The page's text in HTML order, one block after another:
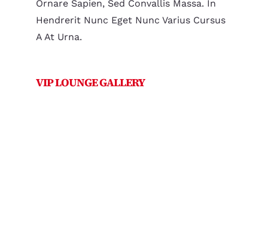
Ornare Sapien, Sed Convallis Massa. In
Hendrerit Nunc Eget Nunc Varius Cursus
A At Urna.
VIP LOUNGE GALLERY